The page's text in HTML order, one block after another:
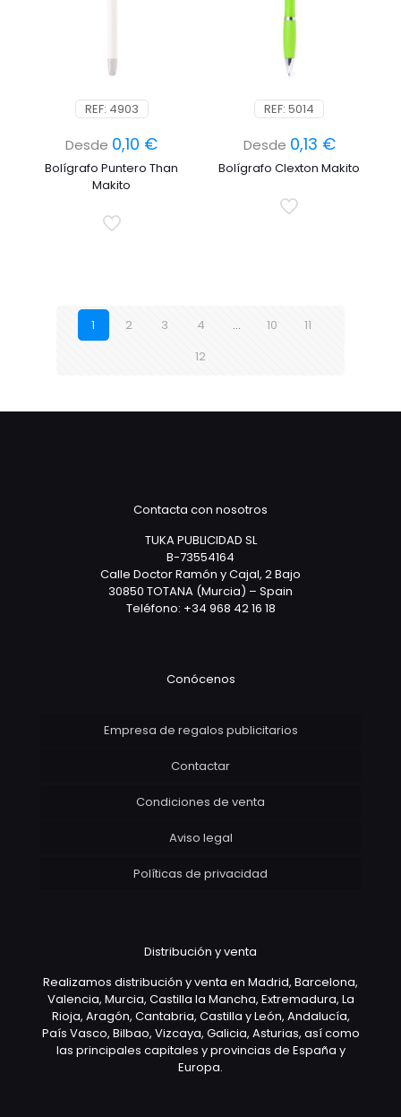
REF: 4903
Desde 0,10 €
Bolígrafo Puntero Than
Makito
REF: 5014
Desde 0,13 €
Bolígrafo Clexton Makito
1 2 3 4 … 10
11
12
Contacta con nosotros
TUKA PUBLICIDAD SL
B-73554164
Calle Doctor Ramón y Cajal, 2 Bajo
30850 TOTANA (Murcia) – Spain
Teléfono: +34 968 42 16 18
Conócenos
Empresa de regalos publicitarios
Contactar
Condiciones de venta
Aviso legal
Políticas de privacidad
Distribución y venta
Realizamos distribución y venta en Madrid, Barcelona,
Valencia, Murcia, Castilla la Mancha, Extremadura, La
Rioja, Aragón, Cantabria, Castilla y León, Andalucía,
País Vasco, Bilbao, Vizcaya, Galicia, Asturias, así como
las principales capitales y provincias de España y
Europa.